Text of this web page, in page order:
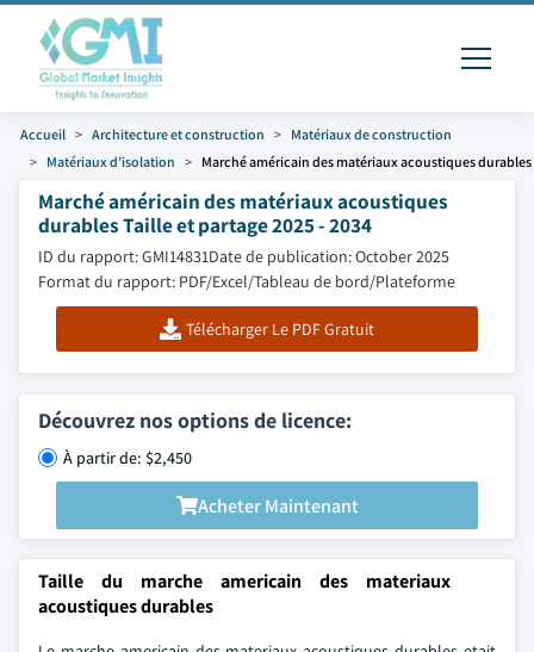
Accueil Architecture et construction
Matériaux de construction
Matériaux d’isolation
Marché américain des matériaux acoustiques durables
Marché américain des matériaux acoustiques
durables Taille et partage 2025 - 2034
ID du rapport: GMI14831Date de publication: October 2025
Format du rapport: PDF/Excel/Tableau de bord/Plateforme
Télécharger Le PDF Gratuit
Découvrez nos options de licence:
À partir de: $2,450
Acheter Maintenant
Taille du marche americain des materiaux
acoustiques durables